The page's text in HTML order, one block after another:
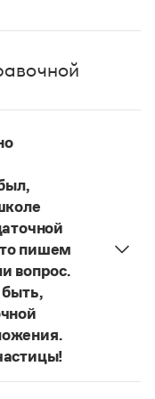
пишем
вопрос.
о своих